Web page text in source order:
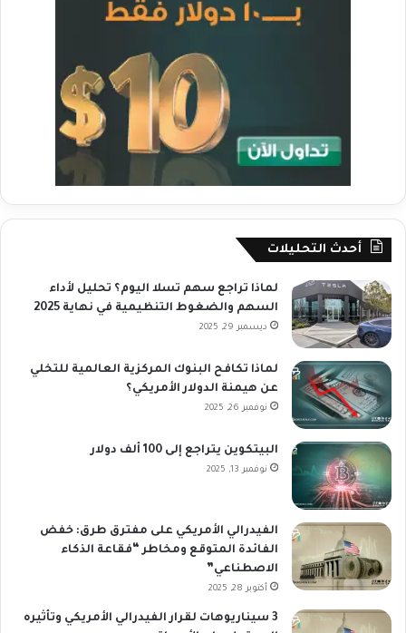
أحدث التحليلات
لماذا تراجع سهم تسلا اليوم؟ تحليل لأداء
السهم والضغوط التنظيمية في نهاية 2025
ديسمبر 29, 2025
لماذا تكافح البنوك المركزية العالمية للتخلي
عن هيمنة الدولار الأمريكي؟
نوفمبر 26, 2025
البيتكوين يتراجع إلى 100 ألف دولار
نوفمبر 13, 2025
الفيدرالي الأمريكي على مفترق طرق: خفض
الفائدة المتوقع ومخاطر “فقاعة الذكاء
الاصطناعي”
أكتوبر 28, 2025
3 سيناريوهات لقرار الفيدرالي الأمريكي وتأثيره